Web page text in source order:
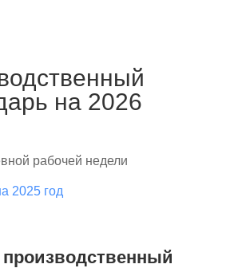
на 2026
рабочей недели
2025 год